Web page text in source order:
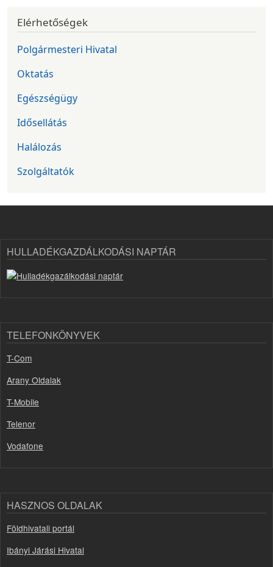
Elérhetőségek
Polgármesteri Hivatal
Oktatás
Egészségügy
Idősellátás
Halálozás
Szolgáltatók
HULLADÉKGAZDÁLKODÁSI NAPTÁR
TELEFONKÖNYVEK
T-Com
Arany Oldalak
T-Mobile
Telenor
Vodafone
HASZNOS OLDALAK
Földhivatali portál
Ibányi Járási Hivatal